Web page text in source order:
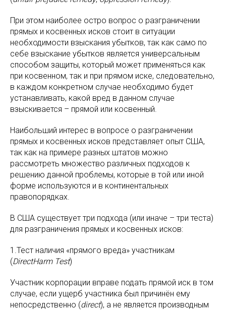
При этом наиболее остро вопрос о разграничении
прямых и косвенных исков стоит в ситуации
необходимости взыскания убытков, так как само по
себе взыскание убытков является универсальным
способом защиты, который может применяться как
при косвенном, так и при прямом иске, следовательно,
в каждом конкретном случае необходимо будет
устанавливать, какой вред в данном случае
взыскивается – прямой или косвенный.
Наибольший интерес в вопросе о разграничении
прямых и косвенных исков представляет опыт США,
так как на примере разных штатов можно
рассмотреть множество различных подходов к
решению данной проблемы, которые в той или иной
форме используются и в континентальных
правопорядках.
В США существует три подхода (или иначе – три теста)
для разграничения прямых и косвенных исков:
1.Тест наличия «прямого вреда» участникам
(DirectHarm Test)
Участник корпорации вправе подать прямой иск в том
случае, если ущерб участника был причинён ему
непосредственно (direct), а не является производным